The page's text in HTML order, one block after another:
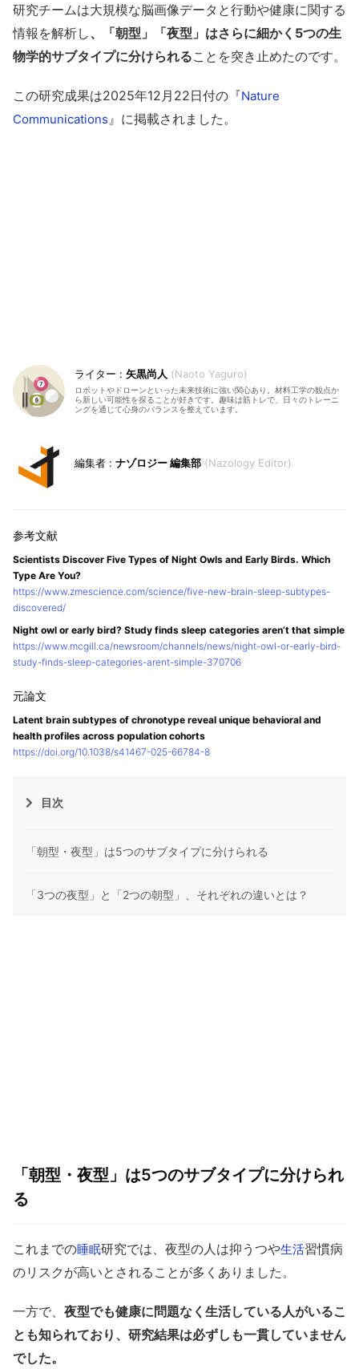
研究チームは大規模な脳画像データと行動や健康に関する
情報を解析し、「朝型」「夜型」はさらに細かく5つの生
物学的サブタイプに分けられることを突き止めたのです。
この研究成果は2025年12月22日付の『Nature
Communications 』に掲載されました。
矢黒尚人 Naoto Yaguro
ロボットやドローンといった未来技術に強い関心あり。材料工学の観点か
ら新しい可能性を探ることが好きです。趣味は筋トレで、日々のトレーニ
ングを通じて心身のバランスを整えています。
ナゾロジー 編集部 Nazology Editor
Scientists Discover Five Types of Night Owls and Early Birds. Which
Type Are You?
https://www.zmescience.com/science/five-new-brain-sleep-subtypes-
discovered/
Night owl or early bird? Study finds sleep categories aren’t that simple
https://www.mcgill.ca/newsroom/channels/news/night-owl-or-early-bird-
study-finds-sleep-categories-arent-simple-370706
Latent brain subtypes of chronotype reveal unique behavioral and
health profiles across population cohorts
https://doi.org/10.1038/s41467-025-66784-8
目次
「朝型・夜型」は5つのサブタイプに分けられる
「3つの夜型」と「2つの朝型」、それぞれの違いとは？
「朝型・夜型」は5つのサブタイプに分けられ
る
これまでの睡眠研究では、夜型の人は抑うつや生活習慣病
のリスクが高いとされることが多くありました。
一方で、 夜型でも健康に問題なく生活している人がいるこ
とも知られており、研究結果は必ずしも一貫していません
でした。